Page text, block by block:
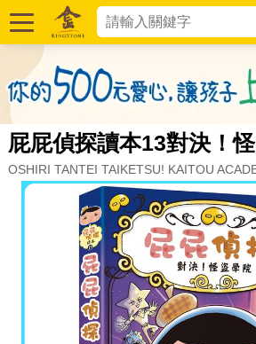
屁屁偵探讀本13對決！
OSHIRI TANTEI TAIKETSU! KAITOU